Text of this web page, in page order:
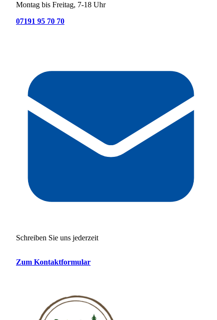
Montag bis Freitag, 7-18 Uhr
07191 95 70 70
Schreiben Sie uns jederzeit
Zum Kontaktformular